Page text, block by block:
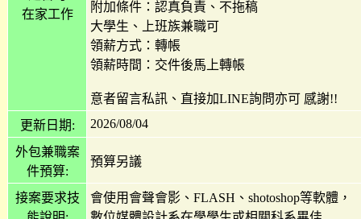
在家工作
附加條件：認真負責、不拖稿
大學生、上班族兼職可
領薪方式：轉帳
領薪時間：交件後馬上轉帳
意者留言私訊、直接加LINE詢問亦可 感謝!!
更新日期:
2026/08/04
外包兼職案
件預算:
預算另議
接案要求技
會使用會聲會影、FLASH、shotoshop等軟體，